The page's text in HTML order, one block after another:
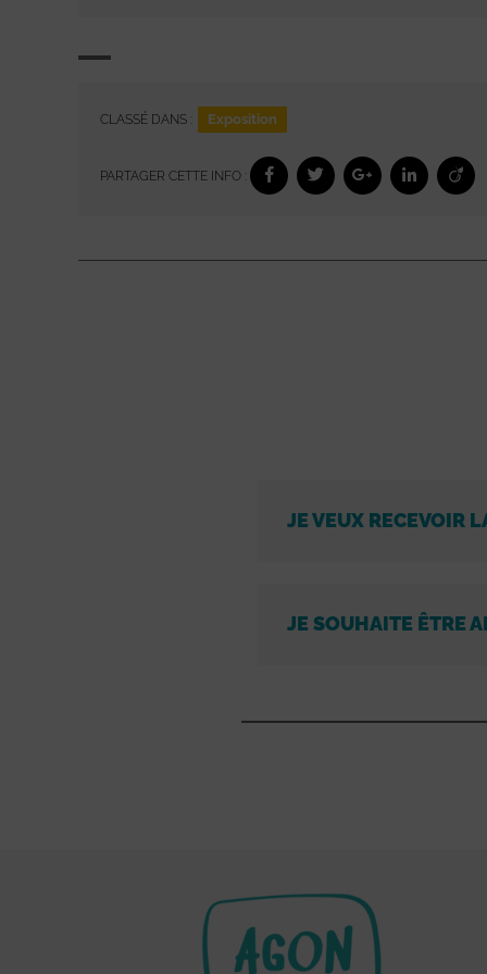
CLASSÉ DANS : Exposition
PARTAGER CETTE INFO :
JE VEUX RECEVOIR
JE SOUHAITE ÊTRE